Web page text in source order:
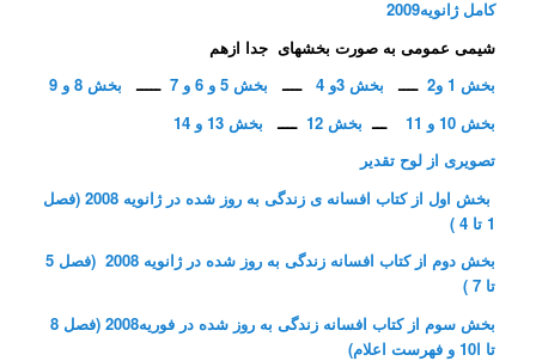
کامل ژانویه2009
شیمی عمومی به صورت بخشهای جدا ازهم
بخش 1 و2
ــــ بخش 3و 4 ــــ بخش 5 و 6 و 7 ـــــ
بخش 8 و 9
بخش 10 و 11
ـــ بخش 12 ــــ بخش 13 و 14
تصویری از لوح تقدير
بخش اول از کتاب افسانه ی زندگی به روز شده در ژانویه 2008 (فصل
1 تا 4 )
بخش دوم از کتاب افسانه زندگی به روز شده در ژانویه 2008 (فصل 5
تا 7 )
بخش سوم از کتاب افسانه زندگی به روز شده در فوریه2008 (فصل 8
تا ا10 و فهرست اعلام)